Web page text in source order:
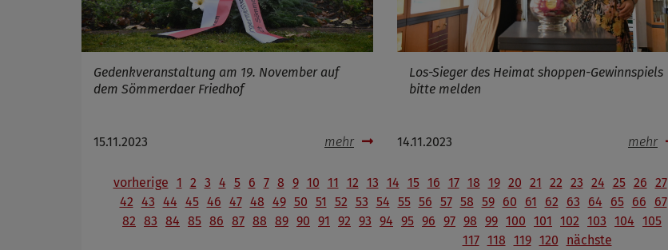
Gedenkveranstaltung am 19. November auf
dem Sömmerdaer Friedhof
15.11.2023 mehr
Los-Sieger des Heimat shoppen-Gewinnspiels
bitte melden
14.11.2023 mehr
vorherige 1 2 3 4 5 6 7 8 9 10 11 12 13 14 15 16 17 18 19 20 21 22 23 24 25 26 27
42 43 44 45 46 47 48 49 50 51 52 53 54 55 56 57 58 59 60 61 62 63 64 65 66 67
82 83 84 85 86 87 88 89 90 91 92 93 94 95 96 97 98 99 100 101 102 103 104 105
117 118 119 120 nächste